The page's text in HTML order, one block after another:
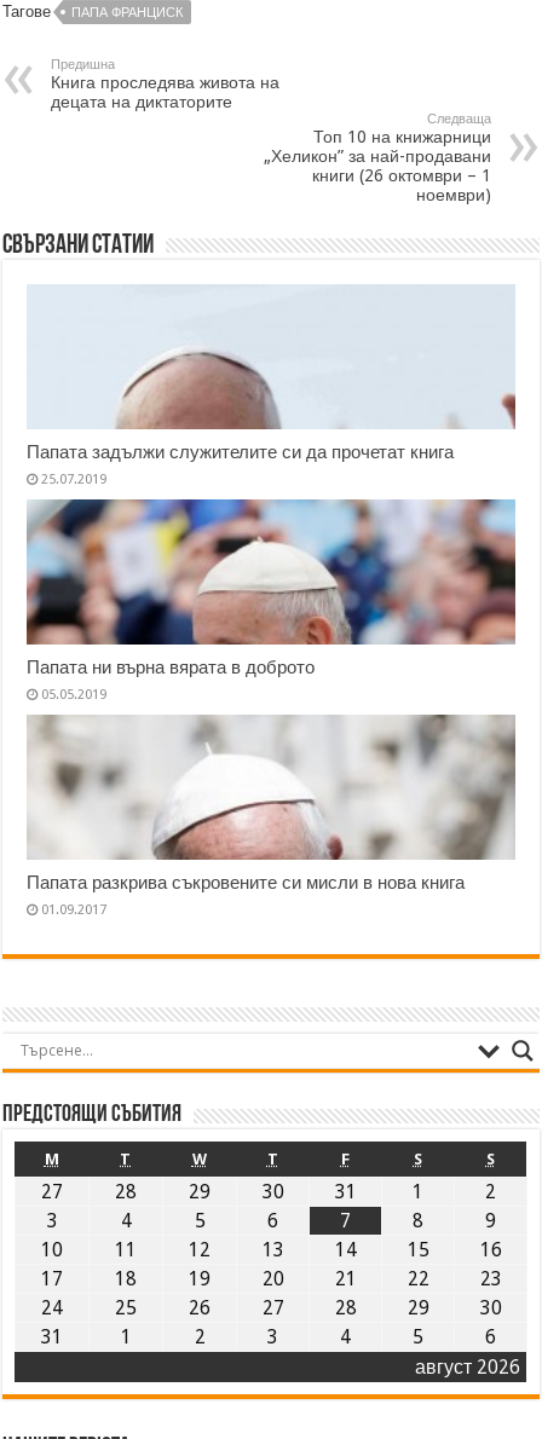
Тагове ПАПА ФРАНЦИСК
Предишна
Книга проследява живота на
децата на диктаторите
Следваща
Топ 10 на книжарници
„Хеликон” за най-продавани
книги (26 октомври – 1
ноември)
Свързани статии
Папата задължи служителите си да прочетат книга
25.07.2019
Папата ни върна вярата в доброто
05.05.2019
Папата разкрива съкровените си мисли в нова книга
01.09.2017
Предстоящи събития
август 2026
M T W T F S S
27 28 29 30 31 1
2
3
4 5 6 7 8
9
10
11 12 13 14 15
16
17
18 19 20 21 22
23
24
25 26 27 28 29
30
31
1 2 3 4 5 6